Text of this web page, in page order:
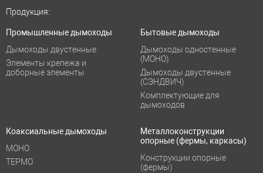
Продукция:
Промышленные дымоходы
Дымоходы двустенные
Элементы крепежа и
доборные элементы
Бытовые дымоходы
Дымоходы одностенные
(МОНО)
Дымоходы двустенные
(СЭНДВИЧ)
Комплектующие для
дымоходов
Коаксиальные дымоходы
МОНО
ТЕРМО
Металлоконструкции
опорные (фермы, каркасы)
Конструкции опорные
(фермы)